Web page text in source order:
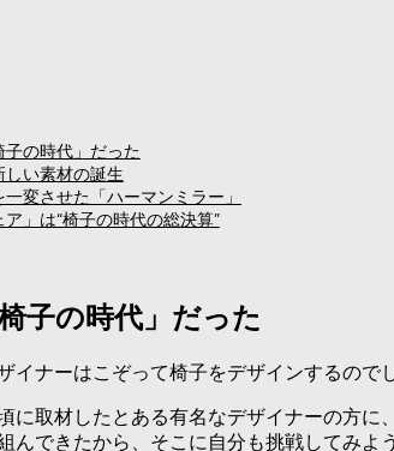
の時代」だった
しい素材の誕生
変させた「ハーマンミラー」
ア」は“椅子の時代の総決算”
子の時代」だった
イナーはこぞって椅子をデザインするので
に取材したとある有名なデザイナーの方
んできたから、そこに自分も挑戦してみ